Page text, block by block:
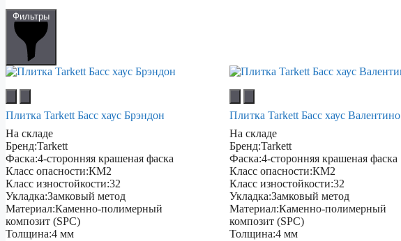
Фильтры
Плитка Tarkett Басс хаус Брэндон
На складе
Бренд:Tarkett
Фаска:4-сторонняя крашеная фаска
Класс опасности:КМ2
Класс изностойкости:32
Укладка:Замковый метод
Материал:Каменно-полимерный
композит (SPC)
Толщина:4 мм
Плитка Tarkett Басс хаус Валентино
На складе
Бренд:Tarkett
Фаска:4-сторонняя крашеная фаска
Класс опасности:КМ2
Класс изностойкости:32
Укладка:Замковый метод
Материал:Каменно-полимерный
композит (SPC)
Толщина:4 мм